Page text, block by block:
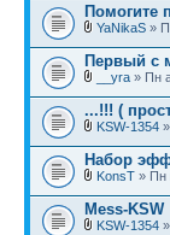
Помогите
YaNikaS »
Первый с
__yra » Пн
...!!! (
KSW-1354
Набор
KonsT » Пн
Mess-KSW
KSW-1354